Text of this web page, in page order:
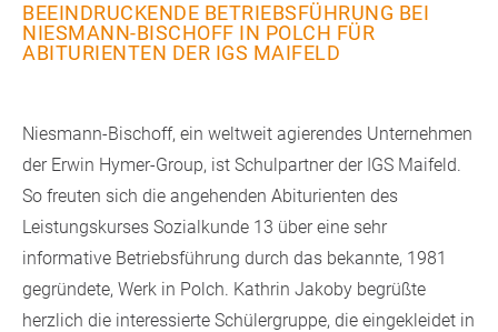
BEEINDRUCKENDE BETRIEBSFÜHRUNG BEI
NIESMANN-BISCHOFF IN POLCH FÜR
ABITURIENTEN DER IGS MAIFELD
Niesmann-Bischoff, ein weltweit agierendes Unternehmen
der Erwin Hymer-Group, ist Schulpartner der IGS Maifeld.
So freuten sich die angehenden Abiturienten des
Leistungskurses Sozialkunde 13 über eine sehr
informative Betriebsführung durch das bekannte, 1981
gegründete, Werk in Polch. Kathrin Jakoby begrüßte
herzlich die interessierte Schülergruppe, die eingekleidet in